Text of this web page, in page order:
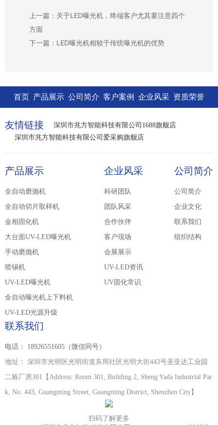
上一篇：关于LED曝光机，终端客户尤其要注意四个
方面
下一篇：LED曝光机相较于传统曝光机的优势
首页 产品展示 公司简介 客户案例 企业风采 资质荣誉
友情链接
深圳市兆方智能科技有限公司1688旗舰店
深圳市兆方智能科技有限公司爱采购旗舰店
产品展示
全自动磨抛机
全自动切片取样机
金相固化机
大台面UV-LED曝光机
手动磨抛机
喷锡机
UV-LED曝光机
全自动曝光机上下料机
UV-LED光源升级
企业风采
科研团队
团队风采
合作伙伴
客户现场
会展展示
UV-LED资讯
UV固化常识
公司简介
公司简介
企业文化
联系我们
组织结构
联系我们
电话： 18926551605（微信同号）
地址： 深圳市光明区光明街道东周社区光明大街443号圣亚达工业园
二栋厂房301【Address: Room 301, Building 2, Sheng Yada Industrial Par
k, No. 443, Guangming Street, Guangming District, Shenzhen City】
扫码了解更多